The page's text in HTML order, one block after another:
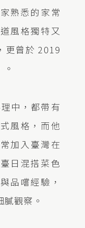
熟悉的家常
風格獨特又
更曾於 2019
中，都帶有
風格，而他
加入臺灣在
日混搭菜色
品嚐經驗，
觀察。